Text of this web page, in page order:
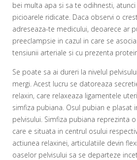
bei multa apa si sa te odihnesti,
picioarele ridicate. Daca observi o
adreseaza-te medicului, deoarece ar
preeclampsie in cazul in care se
tensiunii arteriale si cu prezenta
Se poate sa ai dureri la nivelul
mergi. Acest lucru se datoreaza
relaxin, care relaxeaza ligamentele
simfiza pubiana. Osul pubian e plasat
pelvisului. Simfiza pubiana reprezinta
care e situata in centrul osului
actiunea relaxinei, articulatiile devin
oaselor pelvisului sa se departeze